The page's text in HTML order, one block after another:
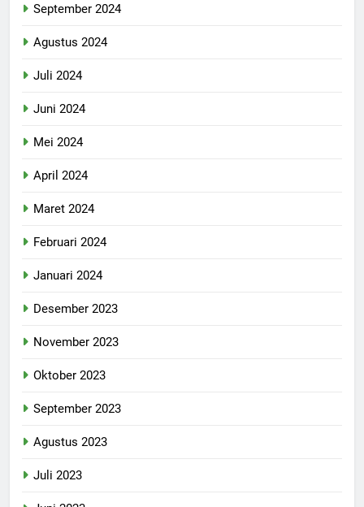
September 2024
Agustus 2024
Juli 2024
Juni 2024
Mei 2024
April 2024
Maret 2024
Februari 2024
Januari 2024
Desember 2023
November 2023
Oktober 2023
September 2023
Agustus 2023
Juli 2023